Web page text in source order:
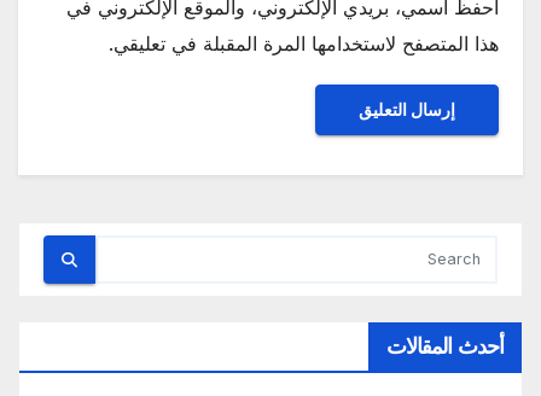
احفظ اسمي، بريدي الإلكتروني، والموقع الإلكتروني في
هذا المتصفح لاستخدامها المرة المقبلة في تعليقي.
أحدث المقالات